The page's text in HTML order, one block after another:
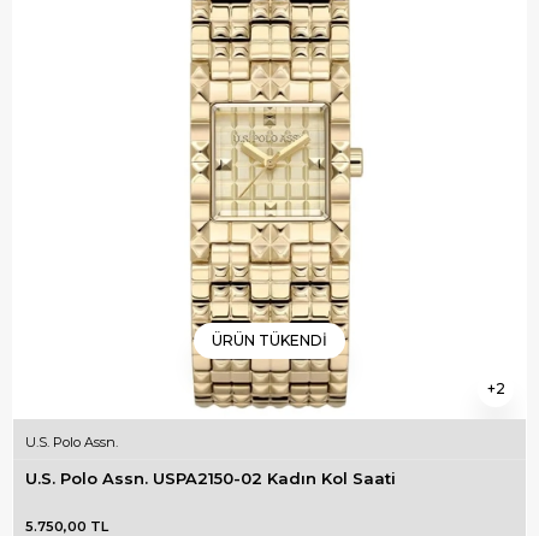
2
ÜRÜN TÜKENDI
U.S. Polo Assn.
U.S. Polo Assn. USPA2150-02 Kadın Kol Saati
5.750,00 TL